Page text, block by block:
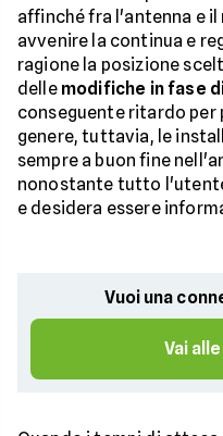
affinché fra l'antenna e
avvenire la continua e
ragione la posizione
delle modifiche in fase
conseguente ritardo
genere, tuttavia, le
sempre a buon fine
nonostante tutto
e desidera essere
Vuoi una
Vai alle